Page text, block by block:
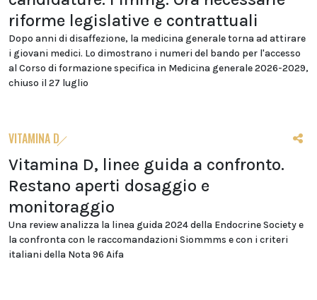
riforme legislative e contrattuali
Dopo anni di disaffezione, la medicina generale torna ad attirare
i giovani medici. Lo dimostrano i numeri del bando per l'accesso
al Corso di formazione specifica in Medicina generale 2026-2029,
chiuso il 27 luglio
VITAMINA D
Vitamina D, linee guida a confronto.
Restano aperti dosaggio e
monitoraggio
Una review analizza la linea guida 2024 della Endocrine Society e
la confronta con le raccomandazioni Siommms e con i criteri
italiani della Nota 96 Aifa